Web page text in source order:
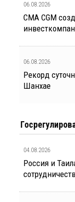
06.08.2026
CMA CGM
06.08.2026
Рекорд
Шанхае
04.08.2026
Россия и